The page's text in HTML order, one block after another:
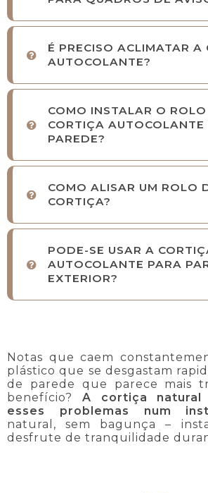
É PRECISO ACLIMATAR A
AUTOCOLANTE?
COMO INSTALAR O ROLO
CORTIÇA AUTOCOLANTE
PAREDE?
COMO ALISAR UM ROLO
CORTIÇA?
PODE-SE USAR A
AUTOCOLANTE PARA
EXTERIOR?
Notas que caem
plástico que se desgastam
de parede que parece mais
benefício? A cortiça natural
esses problemas num
natural, sem bagunça –
desfrute de tranquilidade